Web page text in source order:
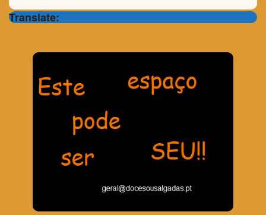
Translate: